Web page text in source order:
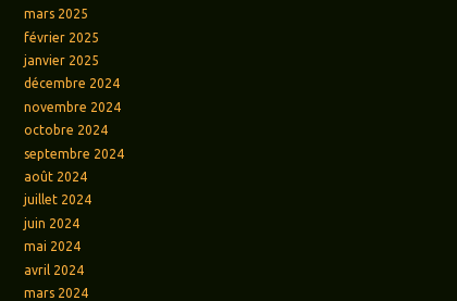
mars 2025
février 2025
janvier 2025
décembre 2024
novembre 2024
octobre 2024
septembre 2024
août 2024
juillet 2024
juin 2024
mai 2024
avril 2024
mars 2024